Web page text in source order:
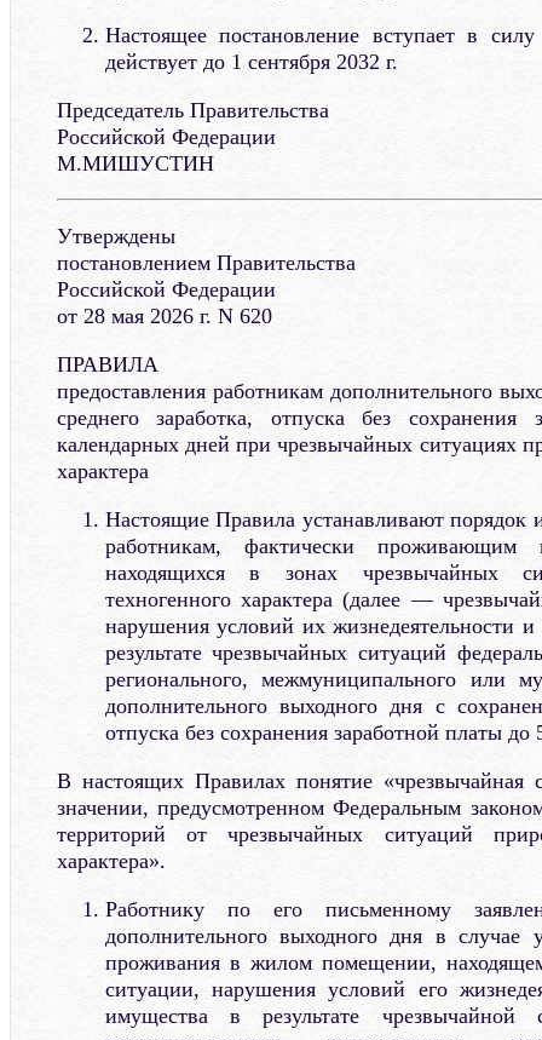
Настоящее постановление вступает в
действует до 1 сентября 2032 г.
Председатель Правительства
Российской Федерации
М.МИШУСТИН
Утверждены
постановлением Правительства
Российской Федерации
от 28 мая 2026 г. N 620
ПРАВИЛА
предоставления работникам дополнительного
среднего заработка, отпуска без
календарных дней при чрезвычайных ситуациях
характера
Настоящие Правила устанавливают порядок
работникам, фактически
находящихся в зонах чрезвычайных
техногенного характера (далее —
нарушения условий их жизнедеятельности
результате чрезвычайных ситуаций
регионального, межмуниципального или
дополнительного выходного дня с
отпуска без сохранения заработной платы
В настоящих Правилах понятие «чрезвычайная
значении, предусмотренном Федеральным
территорий от чрезвычайных ситуаций
характера».
Работнику по его письменному
дополнительного выходного дня в случае
проживания в жилом помещении,
ситуации, нарушения условий его
имущества в результате чрезвычайной